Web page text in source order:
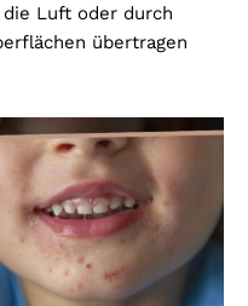
Luft oder durch
übertragen